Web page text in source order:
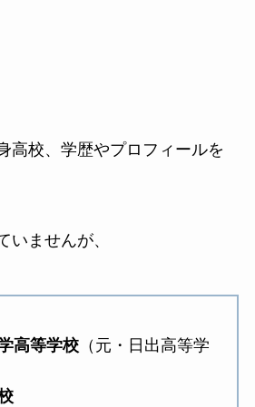
高校、学歴やプロフィールを
いませんが、
高等学校（元・日出高等学